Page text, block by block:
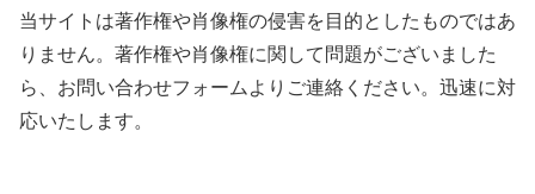
当サイトは著作権や肖像権の侵害を目的としたものではあ
りません。著作権や肖像権に関して問題がございました
ら、お問い合わせフォームよりご連絡ください。迅速に対
応いたします。